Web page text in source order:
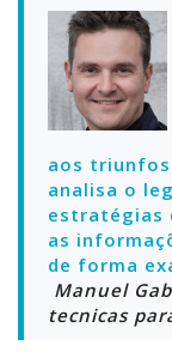
aos
analisa o
estratégias
as
de forma
Manuel
tecnicas